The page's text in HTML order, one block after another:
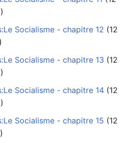
Socialisme - chapitre 12
Socialisme - chapitre 13
Socialisme - chapitre 14
Socialisme - chapitre 15